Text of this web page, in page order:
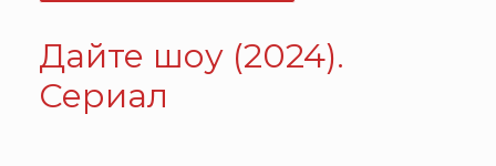
Дайте шоу (2024).
Сериал